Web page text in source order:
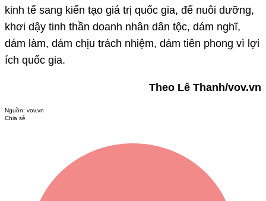
kinh tế sang kiến tạo giá trị quốc gia, để nuôi dưỡng,
khơi dậy tinh thần doanh nhân dân tộc, dám nghĩ,
dám làm, dám chịu trách nhiệm, dám tiên phong vì lợi
ích quốc gia.
Theo Lê Thanh/vov.vn
Nguồn: vov.vn
Chia sẻ